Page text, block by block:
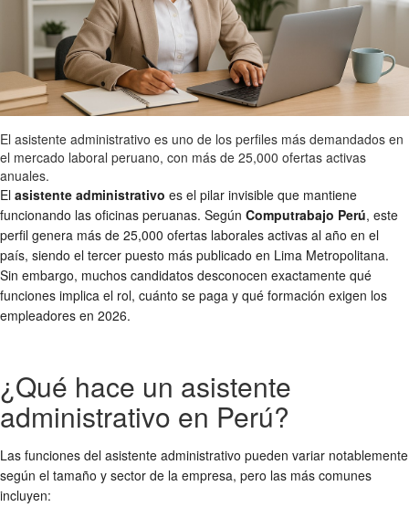
El asistente administrativo es uno de los perfiles más demandados en
el mercado laboral peruano, con más de 25,000 ofertas activas
anuales.
El asistente administrativo es el pilar invisible que mantiene
funcionando las oficinas peruanas. Según Computrabajo Perú, este
perfil genera más de 25,000 ofertas laborales activas al año en el
país, siendo el tercer puesto más publicado en Lima Metropolitana.
Sin embargo, muchos candidatos desconocen exactamente qué
funciones implica el rol, cuánto se paga y qué formación exigen los
empleadores en 2026.
¿Qué hace un asistente
administrativo en Perú?
Las funciones del asistente administrativo pueden variar notablemente
según el tamaño y sector de la empresa, pero las más comunes
incluyen: